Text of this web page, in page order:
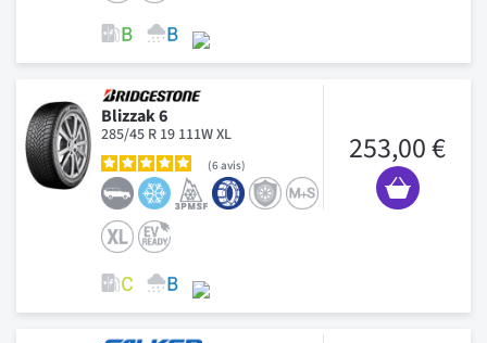
Blizzak 6
285/45 R 19 111W XL
6avis 253,00 €